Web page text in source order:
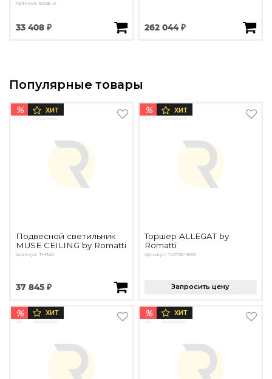
Артикул: 8098-D
33 408 ₽ 262 044 ₽
Популярные товары
% ХИТ
Подвесной светильник
MUSE CEILING by Romatti
Артикул: TH345
37 845 ₽
% ХИТ
Торшер ALLEGAT by
Romatti
Артикул: T49736-1800
Запросить цену
% ХИТ % ХИТ